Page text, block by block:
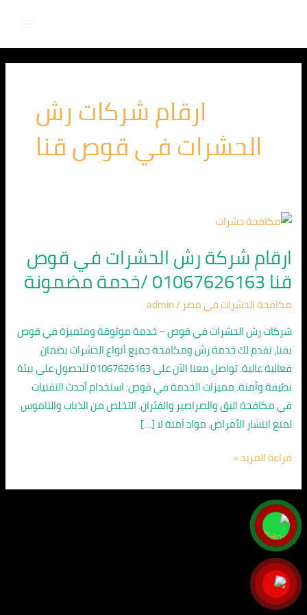
المحتوى
ارقام شركات رش
الحشرات في قوص قنا
ارقام شركة رش الحشرات في قوص
قنا 01067626163 /خدمة مضمونة
مكافحة الحشرات في مصر/
admin
شركات رش الحشرات في قوص – خدمة موثوقة ومتميزة في قوص
بقنا، نقدم لك خدمة رش ومكافحة جميع أنواع الحشرات بضمان
فعالية عالية. تواصل معنا الآن على 01067626163 للحصول على بيئة
نظيفة وآمنة. مميزات الخدمة في قوص: استخدام أحدث التقنيات
في مكافحة البق والصراصير والفئران. التخلص من الذباب والناموس
لمنع انتشار الأمراض. مواد آمنة لا […]
ارقام
رش
الحشرات
في
قوص
قنا
01067626163
/
خدمة
مضمونة
قراءة المزيد »